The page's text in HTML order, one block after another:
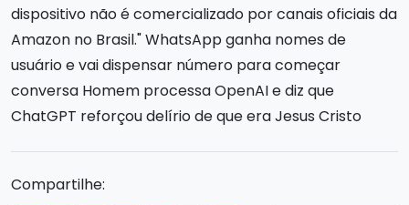
dispositivo não é comercializado por canais oficiais da
Amazon no Brasil." WhatsApp ganha nomes de
usuário e vai dispensar número para começar
conversa Homem processa OpenAI e diz que
ChatGPT reforçou delírio de que era Jesus Cristo
Compartilhe: